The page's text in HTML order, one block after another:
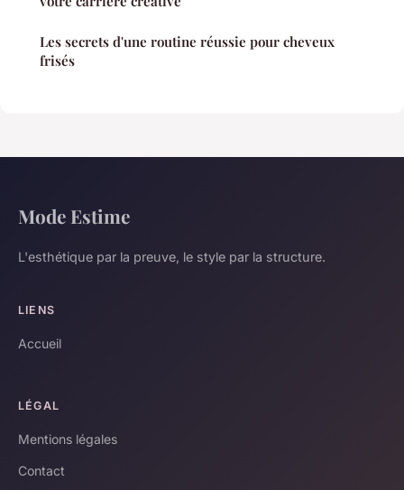
Les secrets d'une routine réussie pour cheveux
frisés
Mode Estime
L'esthétique par la preuve, le style par la structure.
LIENS
Accueil
LÉGAL
Mentions légales
Contact